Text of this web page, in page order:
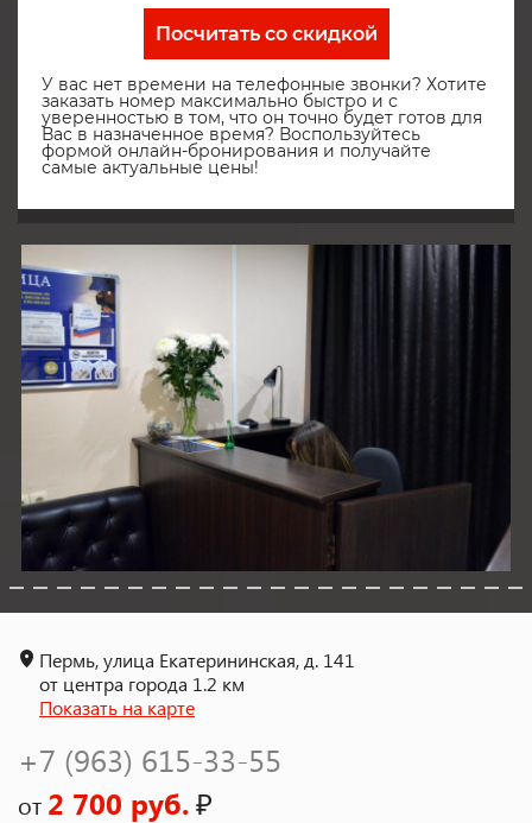
Посчитать со скидкой
У вас нет времени на телефонные звонки? Хотите
заказать номер максимально быстро и с
уверенностью в том, что он точно будет готов для
Вас в назначенное время? Воспользуйтесь
формой онлайн-бронирования и получайте
самые актуальные цены!
Пермь, улица Екатерининская, д. 141
от центра города 1.2 км
Показать на карте
+7 (963) 615-33-55
от 2 700 руб.₽